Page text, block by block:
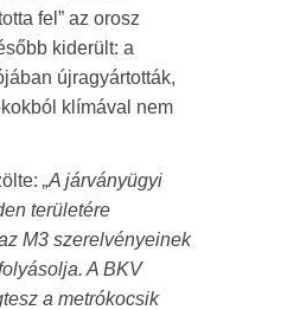
fel” az orosz
kiderült: a
újragyártották,
klímával nem
„A járványügyi
területére
M3 szerelvényeinek
A BKV
a metrókocsik